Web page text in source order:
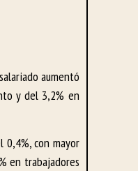
aumentó
y del 3,2% en
con mayor
en trabajadores